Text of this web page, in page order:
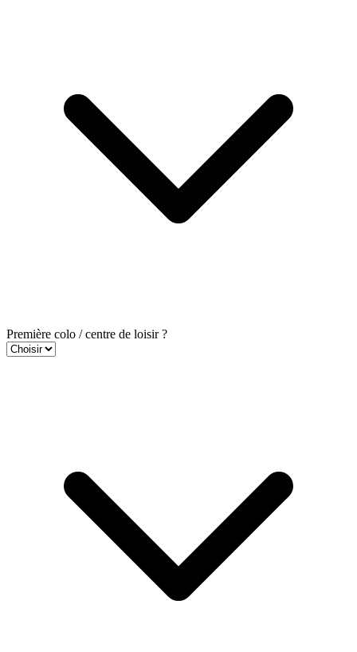
Première colo / centre de loisir ?